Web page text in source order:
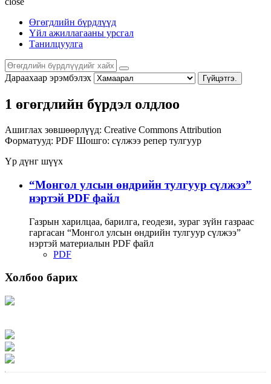
Өгөгдлийн бүрдлүүд
Үйл ажиллагааны урсгал
Танилцуулга
Дараахаар эрэмбэлэх Гүйцэтгэ.
1 өгөгдлийн бүрдэл олдлоо
Ашиглах зөвшөөрлүүд: Creative Commons Attribution
Форматууд: PDF Шошго: сүлжээ репер тулгуур
Үр дүнг шүүх
“Монгол улсын өндрийн тулгуур сүлжээ”
нэртэй PDF файл
Газрын харилцаа, барилга, геодези, зураг зүйн газраас
гаргасан “Монгол улсын өндрийн тулгуур сүлжээ”
нэртэй материалын PDF файл
PDF
Холбоо барих